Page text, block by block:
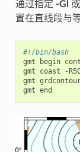
通过指定 -Gl 或
置在直线段与
#!/bin/bash
gmt begin
gmt coast -
gmt